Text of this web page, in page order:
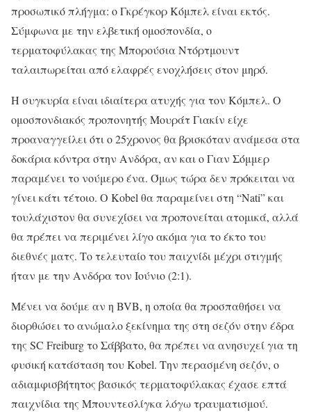
προσωπικό πλήγμα: ο Γκρέγκορ Κόμπελ είναι εκτός.
Σύμφωνα με την ελβετική ομοσπονδία, ο
τερματοφύλακας της Μπορούσια Ντόρτμουντ
ταλαιπωρείται από ελαφρές ενοχλήσεις στον μηρό.
Η συγκυρία είναι ιδιαίτερα ατυχής για τον Κόμπελ. Ο
ομοσπονδιακός προπονητής Μουράτ Γιακίν είχε
προαναγγείλει ότι ο 25χρονος θα βρισκόταν ανάμεσα στα
δοκάρια κόντρα στην Ανδόρα, αν και ο Γιαν Σόμμερ
παραμένει το νούμερο ένα. Όμως τώρα δεν πρόκειται να
γίνει κάτι τέτοιο. Ο Kobel θα παραμείνει στη “Nati” και
τουλάχιστον θα συνεχίσει να προπονείται ατομικά, αλλά
θα πρέπει να περιμένει λίγο ακόμα για το έκτο του
διεθνές ματς. Το τελευταίο του παιχνίδι μέχρι στιγμής
ήταν με την Ανδόρα τον Ιούνιο (2:1).
Μένει να δούμε αν η BVB, η οποία θα προσπαθήσει να
διορθώσει το ανώμαλο ξεκίνημα της στη σεζόν στην έδρα
της SC Freiburg το Σάββατο, θα πρέπει να ανησυχεί για τη
φυσική κατάσταση του Kobel. Την περασμένη σεζόν, ο
αδιαμφισβήτητος βασικός τερματοφύλακας έχασε επτά
παιχνίδια της Μπουντεσλίγκα λόγω τραυματισμού.